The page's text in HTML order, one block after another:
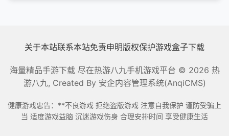
关于本站联系本站免责申明版权保护游戏盒子下载
海量精品手游下载 尽在热游八九手机游戏平台 © 2026 热
游八九, Created By 安企内容管理系统(AnqiCMS)
健康游戏忠告：**不良游戏 拒绝盗版游戏 注意自我保护 谨防受骗上
当 适度游戏益脑 沉迷游戏伤身 合理安排时间 享受健康生活